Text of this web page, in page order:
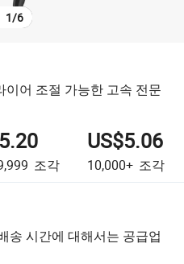
1/6
이어 조절 가능한 고속 전문
조각
US$5.06
10,000+ 조각
송 시간에 대해서는 공급업